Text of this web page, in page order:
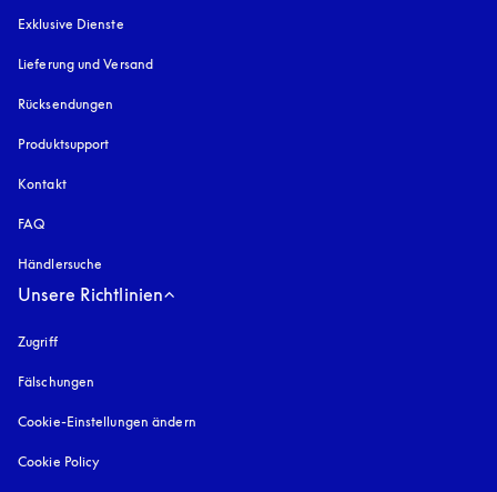
Exklusive Dienste
Lieferung und Versand
Rücksendungen
Produktsupport
Kontakt
FAQ
Händlersuche
Unsere Richtlinien
Zugrifföffnet sich in einem neuen Tab
Fälschungen
Cookie-Einstellungen ändern
Cookie Policy